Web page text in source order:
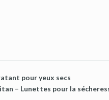
pour yeux secs
– Lunettes pour la